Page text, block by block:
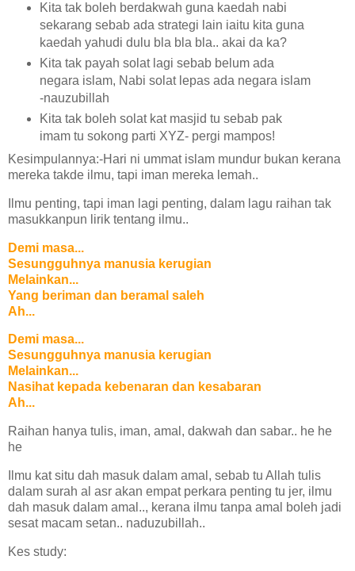
Kita tak boleh berdakwah guna kaedah nabi
sekarang sebab ada strategi lain iaitu kita guna
kaedah yahudi dulu bla bla bla.. akai da ka?
Kita tak payah solat lagi sebab belum ada
negara islam, Nabi solat lepas ada negara islam
-nauzubillah
Kita tak boleh solat kat masjid tu sebab pak
imam tu sokong parti XYZ- pergi mampos!
Kesimpulannya:-Hari ni ummat islam mundur bukan kerana
mereka takde ilmu, tapi iman mereka lemah..
Ilmu penting, tapi iman lagi penting, dalam lagu raihan tak
masukkanpun lirik tentang ilmu..
Demi masa...
Sesungguhnya manusia kerugian
Melainkan...
Yang beriman dan beramal saleh
Ah...
Demi masa...
Sesungguhnya manusia kerugian
Melainkan...
Nasihat kepada kebenaran dan kesabaran
Ah...
Raihan hanya tulis, iman, amal, dakwah dan sabar.. he he
he
Ilmu kat situ dah masuk dalam amal, sebab tu Allah tulis
dalam surah al asr akan empat perkara penting tu jer, ilmu
dah masuk dalam amal.., kerana ilmu tanpa amal boleh jadi
sesat macam setan.. naduzubillah..
Kes study: